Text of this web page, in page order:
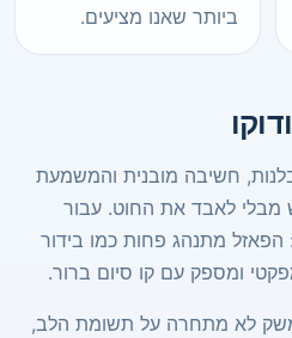
ביותר שאנו מציעים.
חשיבה מובנית והמשמעת
מבלי לאבד את החוט. עבור
מתנהג פחות כמו בידור
ומספק עם קו סיום ברור.
לא מתחרה על תשומת הלב,